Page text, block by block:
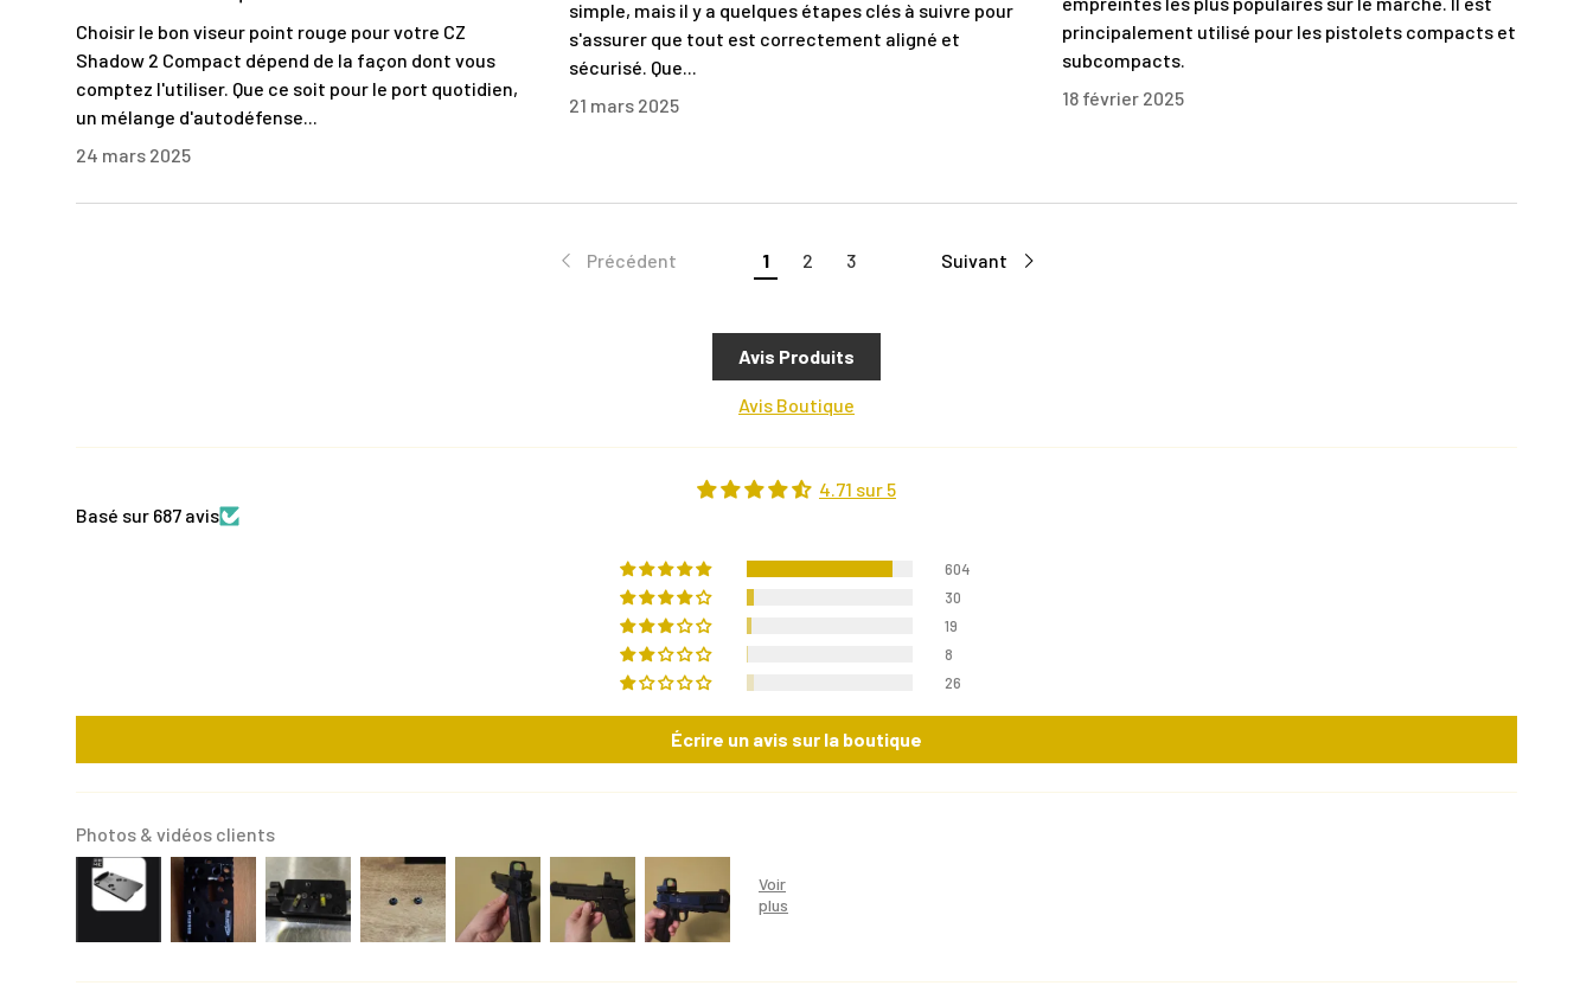
Choisir le bon viseur point rouge pour votre CZ
Shadow 2 Compact dépend de la façon dont vous
comptez l'utiliser. Que ce soit pour le port quotidien,
un mélange d'autodéfense...
24 mars 2025
simple, mais il y a quelques étapes clés à suivre pour
s'assurer que tout est correctement aligné et
sécurisé. Que...
21 mars 2025
principalement utilisé pour les pistolets compacts et
subcompacts.
18 février 2025
Précédent 1 2 3 Suivant
Avis Produits
Avis Boutique
4.71 sur 5
Basé sur 687 avis
604
30
19
8
26
Écrire un avis sur la boutique
Photos & vidéos clients